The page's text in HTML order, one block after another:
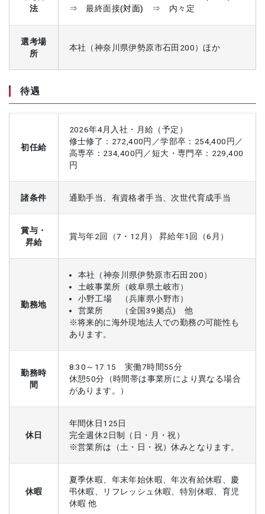
法
⇒ 最終面接(対面) ⇒ 内々定
選考場
所
本社（神奈川県伊勢原市石田200）ほか
待遇
初任給
2026年4月入社・月給（予定）
修士修了：272,400円／学部卒：254,400円／
高専卒：234,400円／短大・専門卒：229,400
円
諸条件 通勤手当、有資格者手当、次世代育成手当
賞与・
昇給
賞与年2回（7・12月） 昇給年1回（6月）
勤務地
本社（神奈川県伊勢原市石田200）
土岐事業所（岐阜県土岐市）
小野工場 （兵庫県小野市）
営業所 （全国39拠点) 他
※将来的に海外現地法人での勤務の可能性も
あります。
勤務時
間
8:30～17:15 実働7時間55分
休憩50分（時間帯は事業所により異なる場合
があります。）
休日
年間休日125日
完全週休2日制（日・月・祝）
※営業所は（土・日・祝）休みとなります。
休暇
夏季休暇、年末年始休暇、年次有給休暇、慶
弔休暇、リフレッシュ休暇、特別休暇、育児
休暇 他